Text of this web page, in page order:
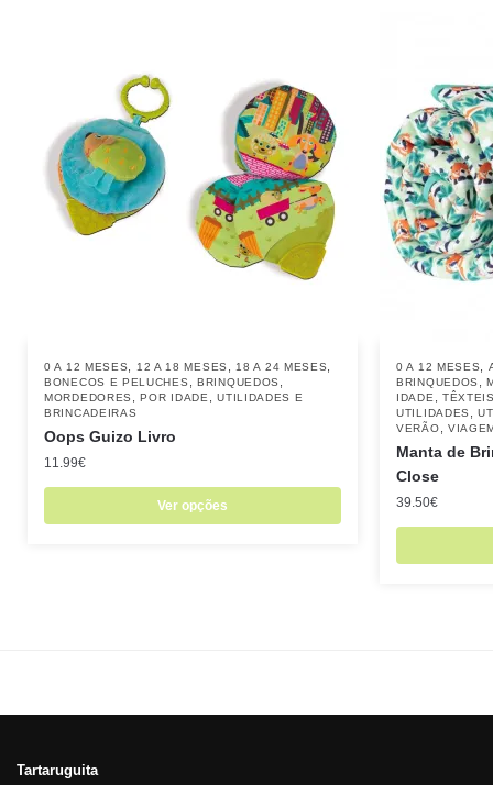
0 A 12 MESES 12 A 18 MESES 18 A 24 MESES
BONECOS E PELUCHES ,BRINQUEDOS
MORDEDORES ,POR IDADE ,UTILIDADES E
BRINCADEIRAS
Oops Guizo Livro
11.99€
Ver opções
0 A 12 MESES
BRINQUEDOS
,
IDADE
UTILIDADES
,
VERÃO
Manta de
Close
39.50€
Tartaruguita